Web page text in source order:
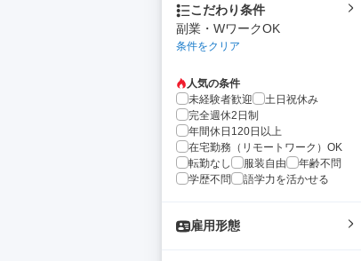
こだわり条件
副業・WワークOK
条件をクリア
人気の条件
未経験者歓迎
土日祝休み
完全週休2日制
年間休日120日以上
在宅勤務（リモートワーク）OK
転勤なし
服装自由
年齢不問
学歴不問
語学力を活かせる
雇用形態